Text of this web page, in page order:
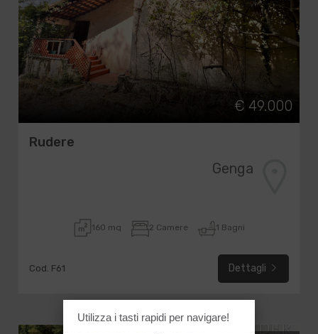
€ 49.000
Rudere
Genga
160 mq 2 Camere 1 Bagni
Cod. F61 Dettagli
Utilizza i tasti rapidi per navigare!